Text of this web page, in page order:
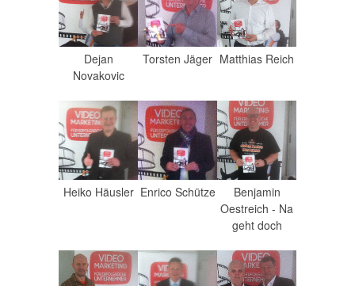
Dejan
Novakovic
Torsten Jäger Matthias Reich
Heiko Häusler Enrico Schütze
Benjamin
Oestreich - Na
geht doch